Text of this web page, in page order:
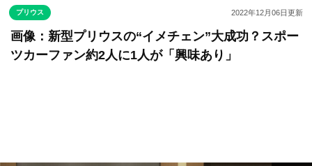
プリウス 2022年12月06日更新
画像：新型プリウスの“イメチェン”大成功？スポー
ツカーファン約2人に1人が「興味あり」